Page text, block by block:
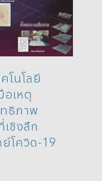
โนโลยี
เหตุ
ธิภาพ
ชิงลึก
โควิด-19